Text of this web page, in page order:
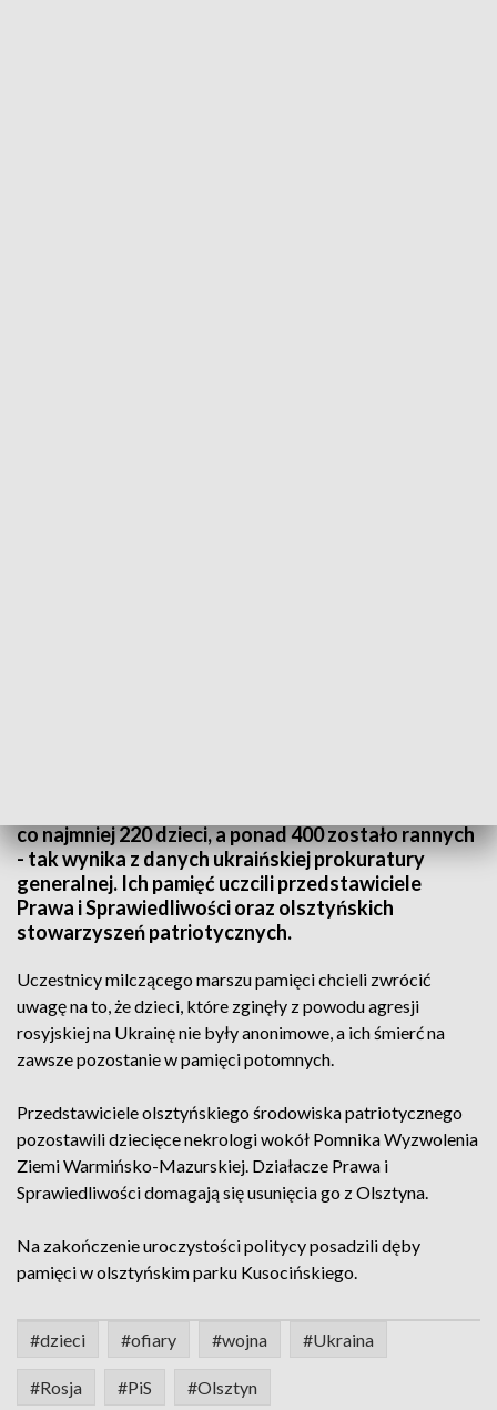
co najmniej 220 dzieci, a ponad 400 zostało rannych
- tak wynika z danych ukraińskiej prokuratury
generalnej. Ich pamięć uczcili przedstawiciele
Prawa i Sprawiedliwości oraz olsztyńskich
stowarzyszeń patriotycznych.
Uczestnicy milczącego marszu pamięci chcieli zwrócić
uwagę na to, że dzieci, które zginęły z powodu agresji
rosyjskiej na Ukrainę nie były anonimowe, a ich śmierć na
zawsze pozostanie w pamięci potomnych.
Przedstawiciele olsztyńskiego środowiska patriotycznego
pozostawili dziecięce nekrologi wokół Pomnika Wyzwolenia
Ziemi Warmińsko-Mazurskiej. Działacze Prawa i
Sprawiedliwości domagają się usunięcia go z Olsztyna.
Na zakończenie uroczystości politycy posadzili dęby
pamięci w olsztyńskim parku Kusocińskiego.
#dzieci #ofiary #wojna #Ukraina
#Rosja #PiS #Olsztyn